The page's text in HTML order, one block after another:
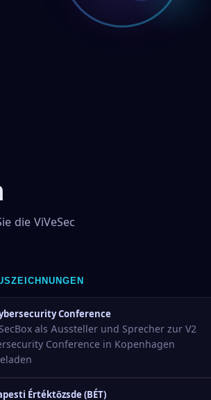
die ViVeSec
Conference
als Aussteller und Sprecher zur V2
Conference in Kopenhagen
Értéktőzsde (BÉT)